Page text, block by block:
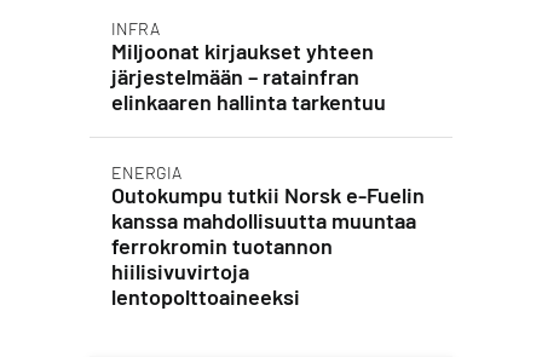
INFRA
Miljoonat kirjaukset yhteen
järjestelmään – ratainfran
elinkaaren hallinta tarkentuu
ENERGIA
Outokumpu tutkii Norsk e-Fuelin
kanssa mahdollisuutta muuntaa
ferrokromin tuotannon
hiilisivuvirtoja
lentopolttoaineeksi